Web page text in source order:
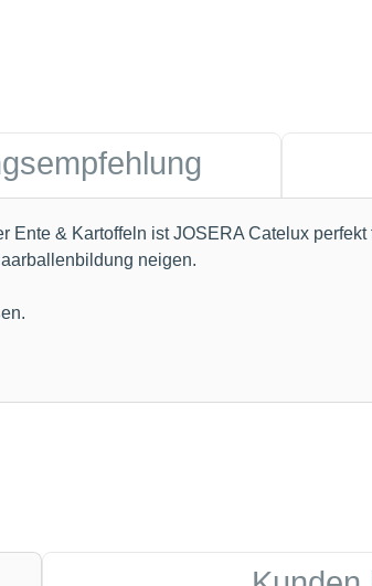
& Kartoffeln ist JOSERA Catelux
neigen.